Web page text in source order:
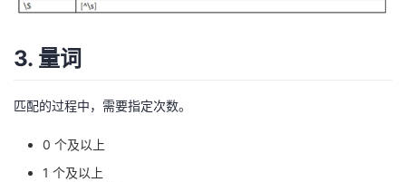
3. 量词
匹配的过程中，需要指定次数。
0 个及以上
1 个及以上